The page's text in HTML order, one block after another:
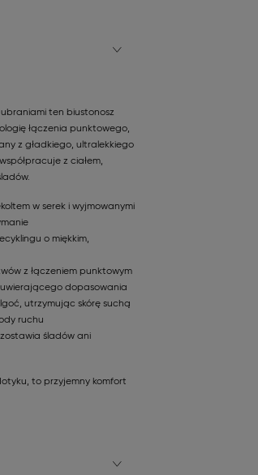
ten biustonosz
łączenia punktowego,
z gładkiego, ultralekkiego
z ciałem,
w serek i wyjmowanymi
o miękkim,
z łączeniem punktowym
dopasowania
utrzymując skórę suchą
ruchu
śladów ani
to przyjemny komfort